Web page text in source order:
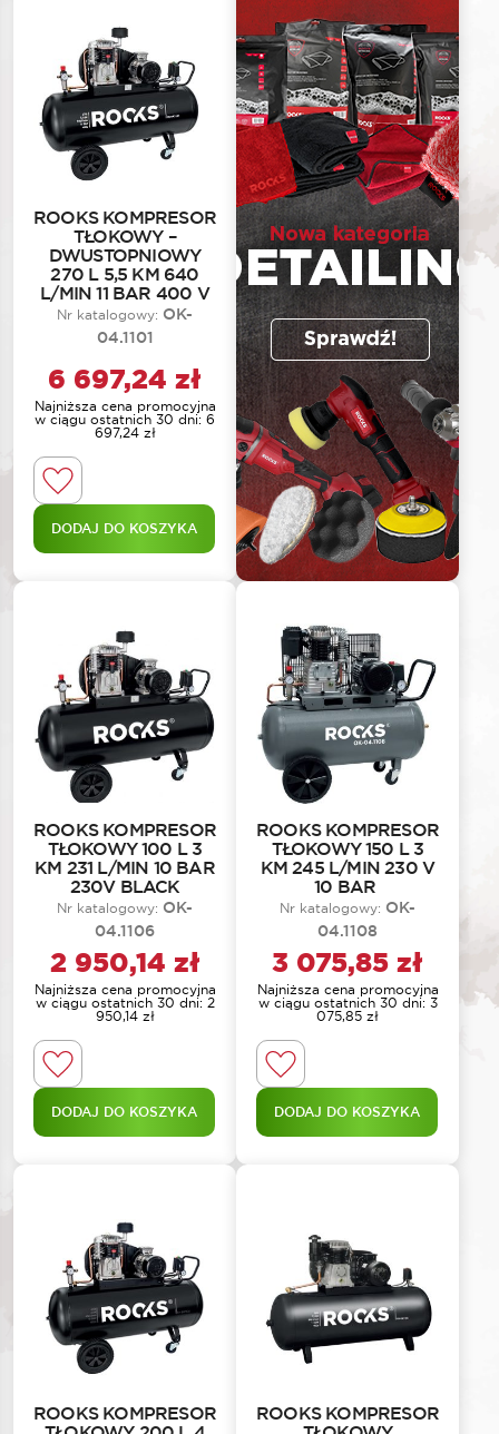
ROOKS KOMPRESOR
TŁOKOWY –
DWUSTOPNIOWY
270 L 5,5 KM 640
L/MIN 11 BAR 400 V
Nr katalogowy: OK-
04.1101
6 697,24 zł
Najniższa cena promocyjna
w ciągu ostatnich 30 dni: 6
697,24 zł
DODAJ DO KOSZYKA
ROOKS KOMPRESOR
TŁOKOWY 100 L 3
KM 231 L/MIN 10 BAR
230V BLACK
Nr katalogowy: OK-
04.1106
2 950,14 zł
Najniższa cena promocyjna
w ciągu ostatnich 30 dni: 2
950,14 zł
DODAJ DO KOSZYKA
ROOKS KOMPRESOR
TŁOKOWY 150 L 3
KM 245 L/MIN 230 V
10 BAR
Nr katalogowy: OK-
04.1108
3 075,85 zł
Najniższa cena promocyjna
w ciągu ostatnich 30 dni: 3
075,85 zł
DODAJ DO KOSZYKA
ROOKS KOMPRESOR
ROOKS KOMPRESOR